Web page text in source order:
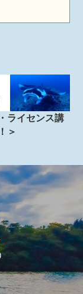
ライセンス講
＞